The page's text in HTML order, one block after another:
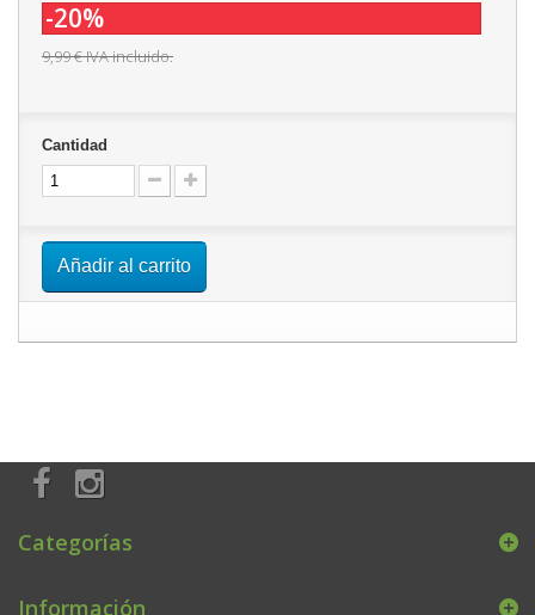
-20%
9,99 €IVA incluido.
Cantidad
Añadir al carrito
Categorías
Información